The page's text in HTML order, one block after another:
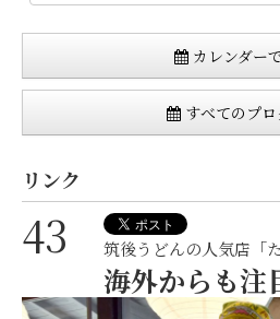
カレンダー
すべてのプロ
リンク
43 筑後うどんの人気店「
海外からも注